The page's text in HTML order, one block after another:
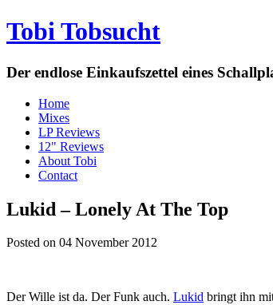
Tobi Tobsucht
Der endlose Einkaufszettel eines
Home
Mixes
LP Reviews
12" Reviews
About Tobi
Contact
Lukid – Lonely At The Top
Posted on 04 November 2012
Der Wille ist da. Der Funk auch. Lukid bringt ihn